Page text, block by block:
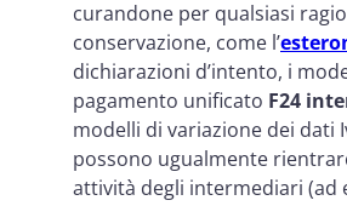
curandone per qualsiasi
conservazione, come l’
dichiarazioni d’intento, i
pagamento unificato F24
modelli di variazione dei dati
possono ugualmente
attività degli intermediari (ad